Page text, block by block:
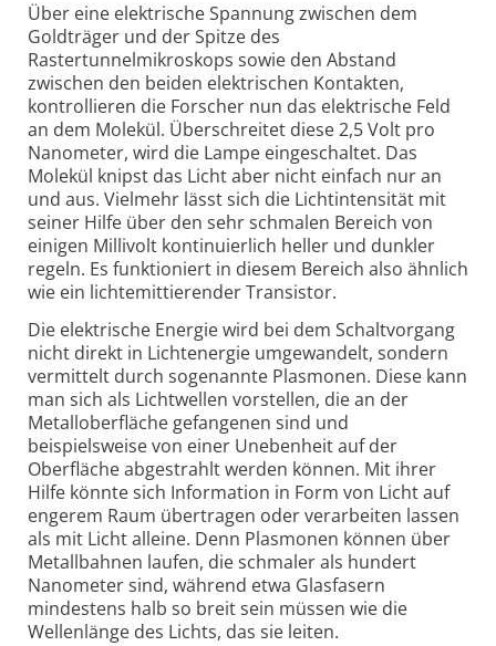
Über eine elektrische Spannung zwischen dem
Goldträger und der Spitze des
Rastertunnelmikroskops sowie den Abstand
zwischen den beiden elektrischen Kontakten,
kontrollieren die Forscher nun das elektrische Feld
an dem Molekül. Überschreitet diese 2,5 Volt pro
Nanometer, wird die Lampe eingeschaltet. Das
Molekül knipst das Licht aber nicht einfach nur an
und aus. Vielmehr lässt sich die Lichtintensität mit
seiner Hilfe über den sehr schmalen Bereich von
einigen Millivolt kontinuierlich heller und dunkler
regeln. Es funktioniert in diesem Bereich also ähnlich
wie ein lichtemittierender Transistor.
Die elektrische Energie wird bei dem Schaltvorgang
nicht direkt in Lichtenergie umgewandelt, sondern
vermittelt durch sogenannte Plasmonen. Diese kann
man sich als Lichtwellen vorstellen, die an der
Metalloberfläche gefangenen sind und
beispielsweise von einer Unebenheit auf der
Oberfläche abgestrahlt werden können. Mit ihrer
Hilfe könnte sich Information in Form von Licht auf
engerem Raum übertragen oder verarbeiten lassen
als mit Licht alleine. Denn Plasmonen können über
Metallbahnen laufen, die schmaler als hundert
Nanometer sind, während etwa Glasfasern
mindestens halb so breit sein müssen wie die
Wellenlänge des Lichts, das sie leiten.